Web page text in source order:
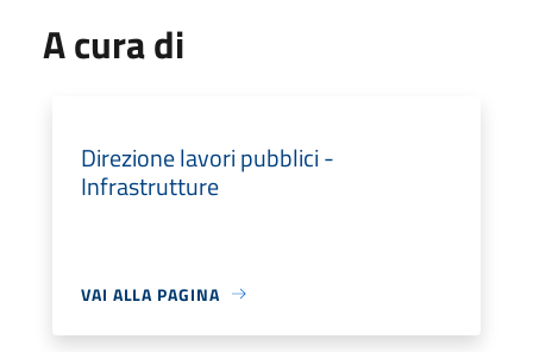
A cura di
Direzione lavori pubblici -
Infrastrutture
VAI ALLA PAGINA